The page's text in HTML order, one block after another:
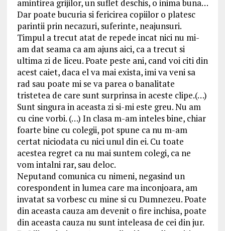
amintirea grijilor, un suflet deschis, o inima buna…
Dar poate bucuria si fericirea copiilor o platesc
parintii prin necazuri, suferinte, neajunsuri.
Timpul a trecut atat de repede incat nici nu mi-
am dat seama ca am ajuns aici, ca a trecut si
ultima zi de liceu. Poate peste ani, cand voi citi din
acest caiet, daca el va mai exista, imi va veni sa
rad sau poate mi se va parea o banalitate
tristetea de care sunt surprinsa in aceste clipe.(…)
Sunt singura in aceasta zi si-mi este greu. Nu am
cu cine vorbi. (…) In clasa m-am inteles bine, chiar
foarte bine cu colegii, pot spune ca nu m-am
certat niciodata cu nici unul din ei. Cu toate
acestea regret ca nu mai suntem colegi, ca ne
vom intalni rar, sau deloc.
Neputand comunica cu nimeni, negasind un
corespondent in lumea care ma inconjoara, am
invatat sa vorbesc cu mine si cu Dumnezeu. Poate
din aceasta cauza am devenit o fire inchisa, poate
din aceasta cauza nu sunt inteleasa de cei din jur.